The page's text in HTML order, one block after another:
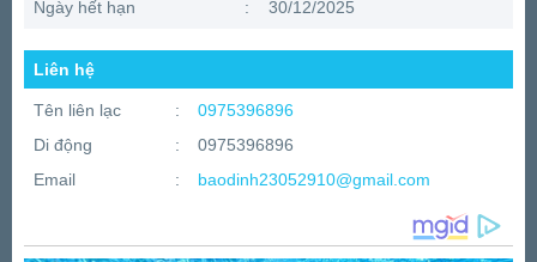
Ngày hết hạn : 30/12/2025
Liên hệ
Tên liên lạc :
0975396896
Di động
:
0975396896
Email
: baodinh23052910@gmail.com